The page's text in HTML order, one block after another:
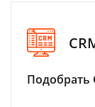
Подобрать